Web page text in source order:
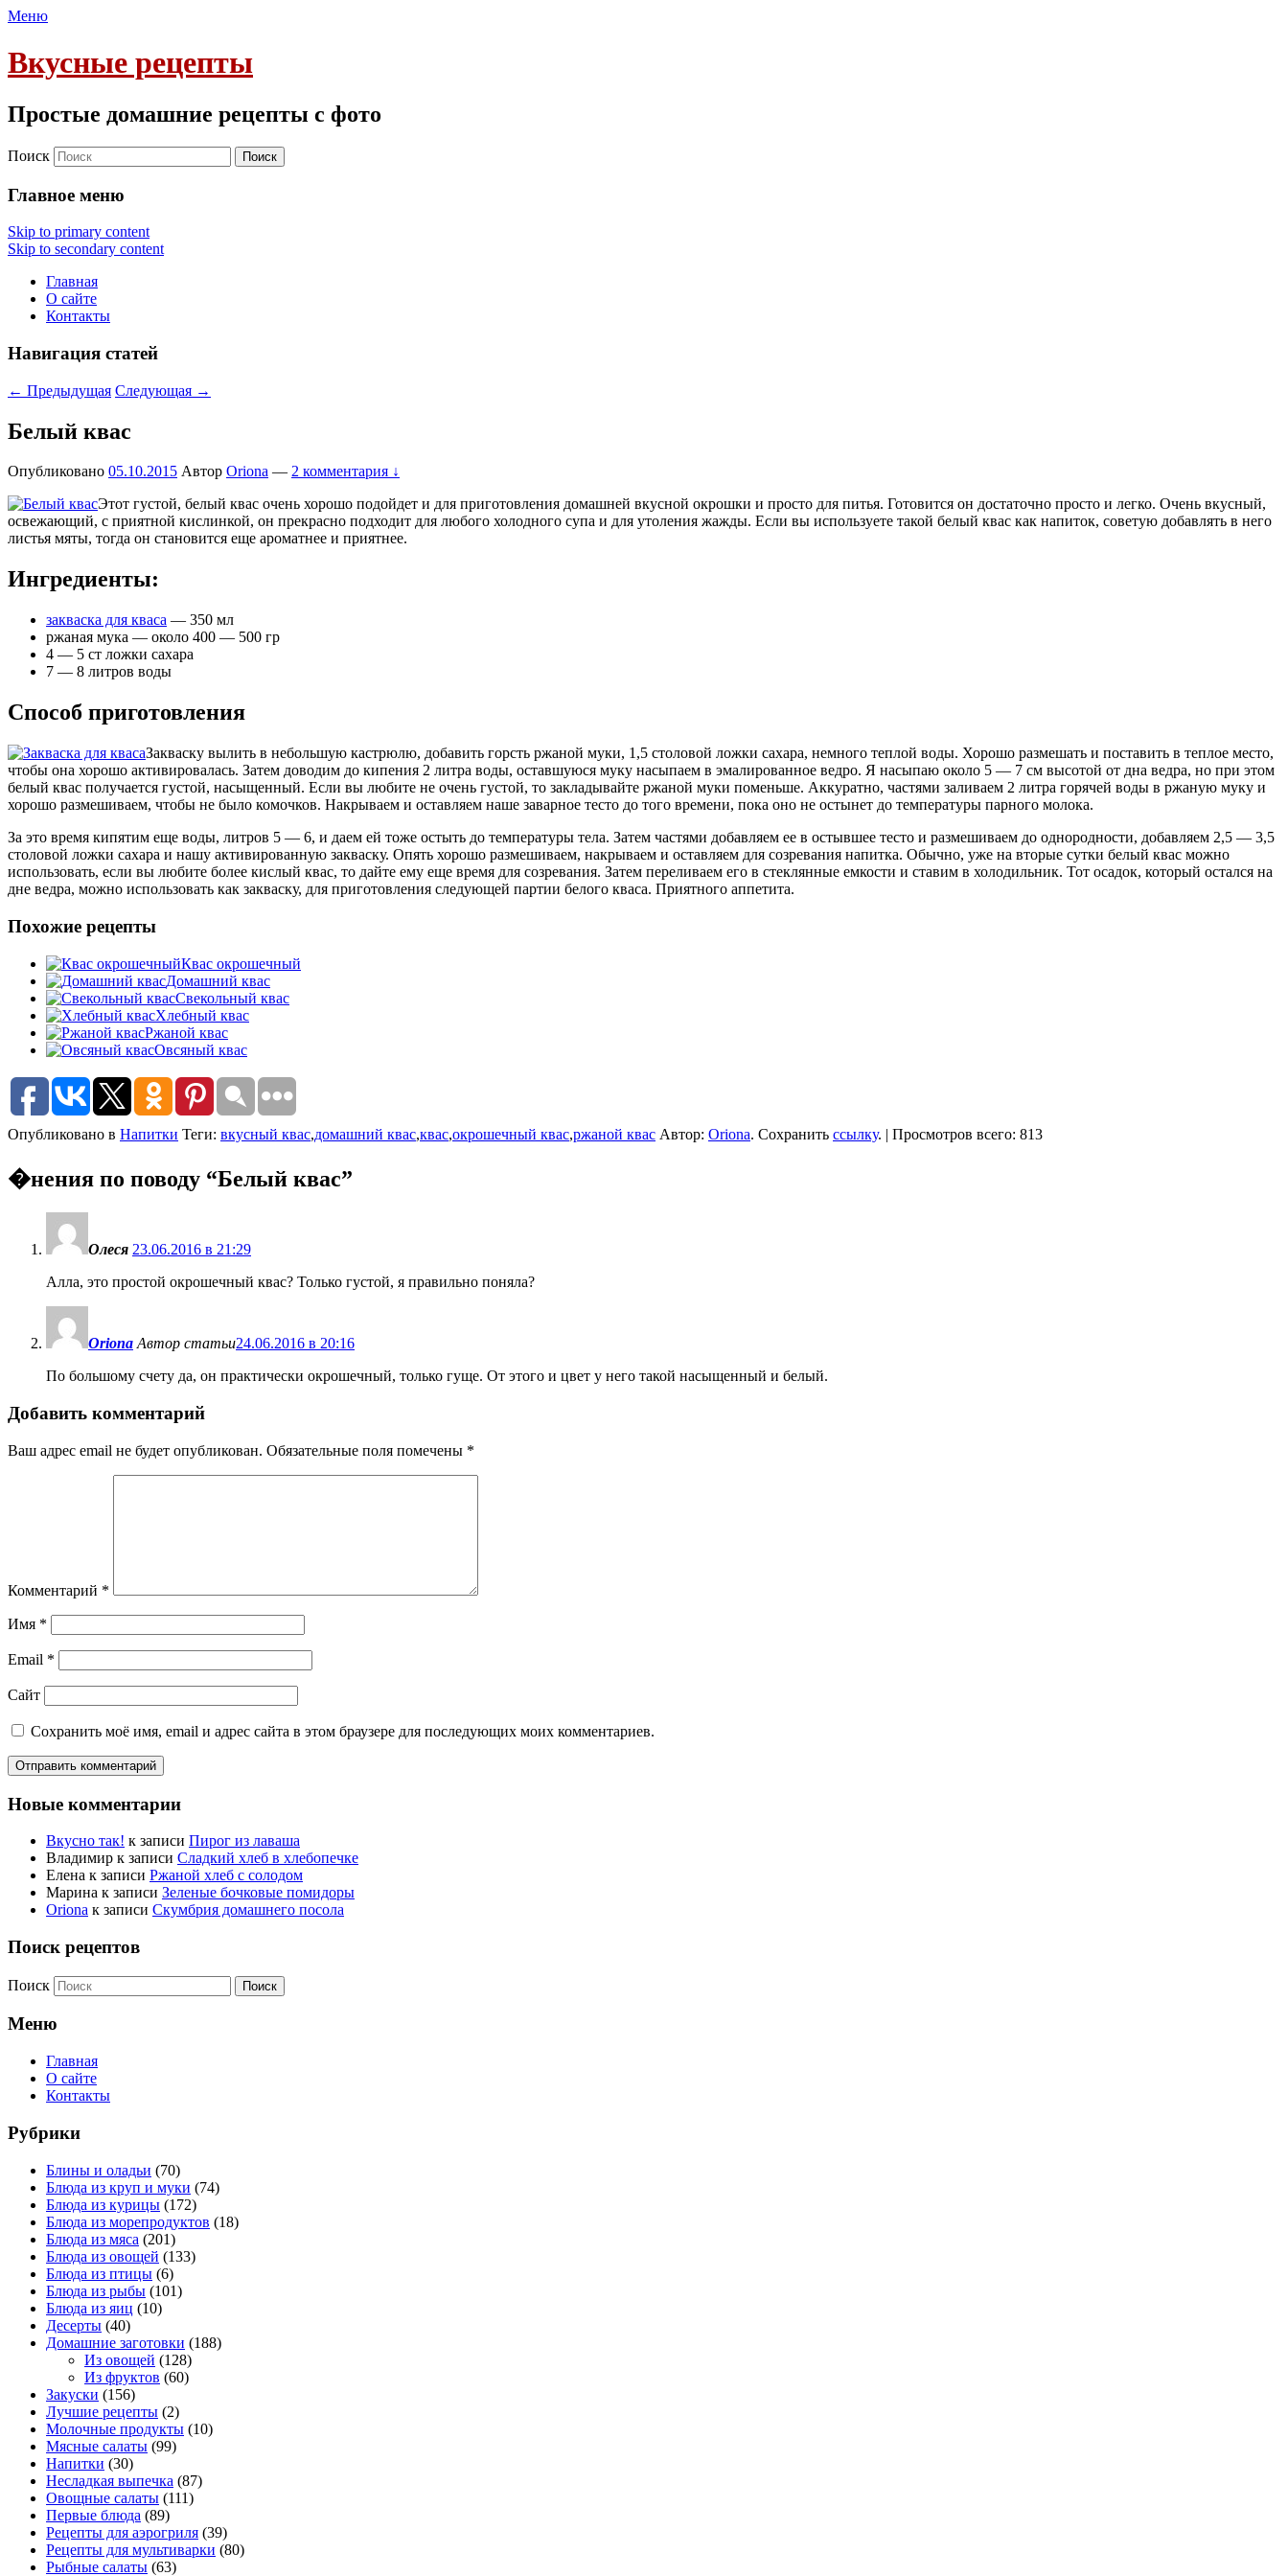
Меню
Вкусные рецепты
Простые домашние рецепты с фото
Поиск
Главное меню
Skip to primary content
Skip to secondary content
Главная
О сайте
Контакты
Навигация статей
← Предыдущая Следующая →
Белый квас
Опубликовано 05.10.2015 Автор Oriona — 2 комментария ↓
Этот густой, белый квас очень хорошо подойдет и для приготовления домашней вкусной окрошки и просто для питья. Готовится он достаточно просто и легко. Очень вкусный,
освежающий, с приятной кислинкой, он прекрасно подходит для любого холодного супа и для утоления жажды. Если вы используете такой белый квас как напиток, советую добавлять в него
листья мяты, тогда он становится еще ароматнее и приятнее.
Ингредиенты:
закваска для кваса — 350 мл
ржаная мука — около 400 — 500 гр
4 — 5 ст ложки сахара
7 — 8 литров воды
Способ приготовления
Закваску вылить в небольшую кастрюлю, добавить горсть ржаной муки, 1,5 столовой ложки сахара, немного теплой воды. Хорошо размешать и поставить в теплое место,
чтобы она хорошо активировалась. Затем доводим до кипения 2 литра воды, оставшуюся муку насыпаем в эмалированное ведро. Я насыпаю около 5 — 7 см высотой от дна ведра, но при этом
белый квас получается густой, насыщенный. Если вы любите не очень густой, то закладывайте ржаной муки поменьше. Аккуратно, частями заливаем 2 литра горячей воды в ржаную муку и
хорошо размешиваем, чтобы не было комочков. Накрываем и оставляем наше заварное тесто до того времени, пока оно не остынет до температуры парного молока.
За это время кипятим еще воды, литров 5 — 6, и даем ей тоже остыть до температуры тела. Затем частями добавляем ее в остывшее тесто и размешиваем до однородности, добавляем 2,5 — 3,5
столовой ложки сахара и нашу активированную закваску. Опять хорошо размешиваем, накрываем и оставляем для созревания напитка. Обычно, уже на вторые сутки белый квас можно
использовать, если вы любите более кислый квас, то дайте ему еще время для созревания. Затем переливаем его в стеклянные емкости и ставим в холодильник. Тот осадок, который остался на
дне ведра, можно использовать как закваску, для приготовления следующей партии белого кваса. Приятного аппетита.
Похожие рецепты
Квас окрошечный
Домашний квас
Свекольный квас
Хлебный квас
Ржаной квас
Овсяный квас
Опубликовано в Напитки Теги: вкусный квас,домашний квас,квас,окрошечный квас,ржаной квас Автор: Oriona. Сохранить ссылку. | Просмотров всего: 813
�нения по поводу “Белый квас”
Олеся 23.06.2016 в 21:29
Алла, это простой окрошечный квас? Только густой, я правильно поняла?
Oriona Автор статьи24.06.2016 в 20:16
По большому счету да, он практически окрошечный, только гуще. От этого и цвет у него такой насыщенный и белый.
Добавить комментарий
Ваш адрес email не будет опубликован. Обязательные поля помечены *
Комментарий *
Имя *
Email *
Сайт
Сохранить моё имя, email и адрес сайта в этом браузере для последующих моих комментариев.
Новые комментарии
Вкусно так! к записи Пирог из лаваша
Владимир к записи Сладкий хлеб в хлебопечке
Елена к записи Ржаной хлеб с солодом
Марина к записи Зеленые бочковые помидоры
Oriona к записи Скумбрия домашнего посола
Поиск рецептов
Поиск
Меню
Главная
О сайте
Контакты
Рубрики
Блины и оладьи (70)
Блюда из круп и муки (74)
Блюда из курицы (172)
Блюда из морепродуктов (18)
Блюда из мяса (201)
Блюда из овощей (133)
Блюда из птицы (6)
Блюда из рыбы (101)
Блюда из яиц (10)
Десерты (40)
Домашние заготовки (188)
Из овощей (128)
Из фруктов (60)
Закуски (156)
Лучшие рецепты (2)
Молочные продукты (10)
Мясные салаты (99)
Напитки (30)
Несладкая выпечка (87)
Овощные салаты (111)
Первые блюда (89)
Рецепты для аэрогриля (39)
Рецепты для мультиварки (80)
Рыбные салаты (63)